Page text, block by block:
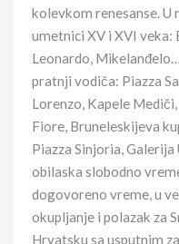
kolevkom renesanse. U
umetnici XV i XVI veka:
Leonardo,
pratnji vodiča: Piazza
Lorenzo, Kapele
Fiore, Bruneleskijeva
Piazza Sinjoria,
obilaska slobodno
dogovoreno vreme, u
okupljanje i polazak za
Hrvatsku sa usputnim